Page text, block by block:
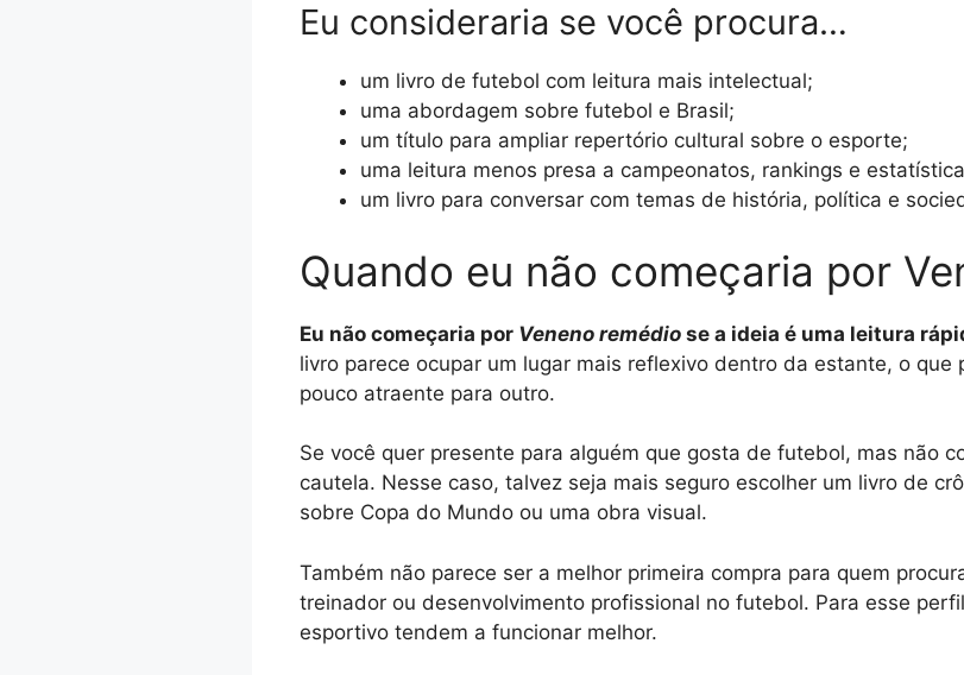
Eu consideraria se você procura…
um livro de futebol com leitura mais intelectual;
uma abordagem sobre futebol e Brasil;
um título para ampliar repertório cultural sobre o esporte;
uma leitura menos presa a campeonatos, rankings e
um livro para conversar com temas de história, política e
Quando eu não começaria por
Eu não começaria por Veneno remédio se a ideia é uma leitura
livro parece ocupar um lugar mais reflexivo dentro da estante, o que
pouco atraente para outro.
Se você quer presente para alguém que gosta de futebol, mas não
cautela. Nesse caso, talvez seja mais seguro escolher um livro de
sobre Copa do Mundo ou uma obra visual.
Também não parece ser a melhor primeira compra para quem
treinador ou desenvolvimento profissional no futebol. Para esse
esportivo tendem a funcionar melhor.